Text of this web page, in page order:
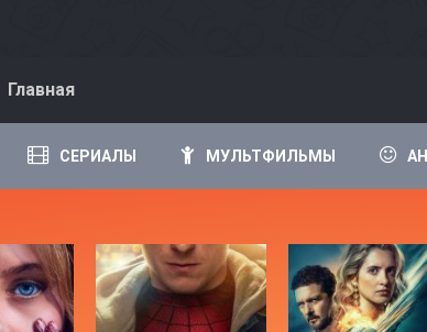
Главная
СЕРИАЛЫ МУЛЬТФИЛЬМЫ